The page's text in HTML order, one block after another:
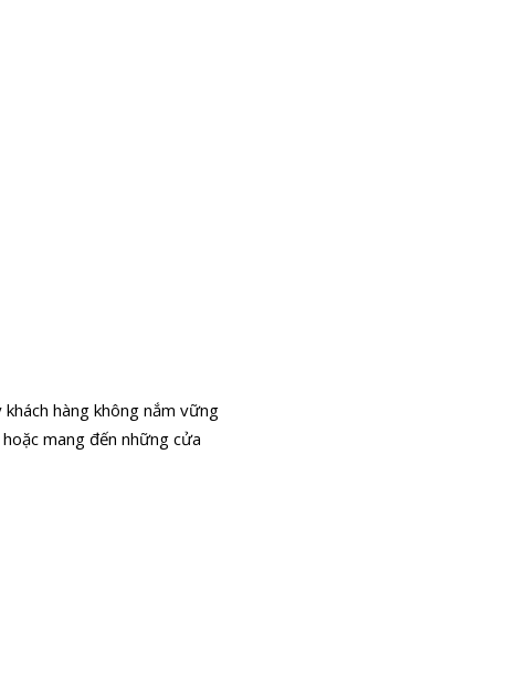
hàng không nắm vững
mang đến những cửa